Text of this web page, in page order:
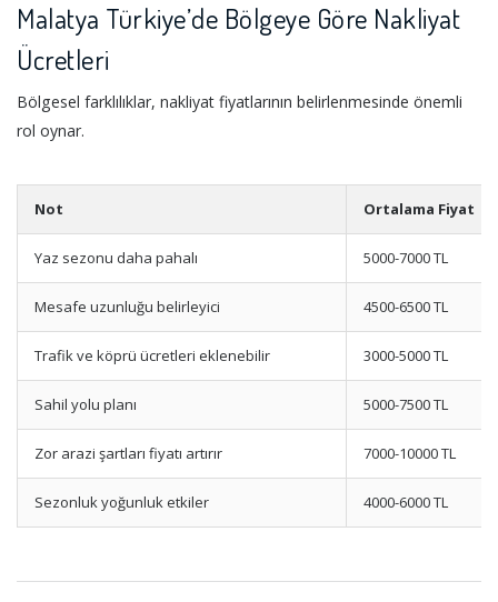
Malatya Türkiye’de Bölgeye Göre Nakliyat
Ücretleri
Bölgesel farklılıklar, nakliyat fiyatlarının belirlenmesinde önemli
rol oynar.
Not Ortalama Fiyat
Yaz sezonu daha pahalı 5000-7000 TL
Mesafe uzunluğu belirleyici 4500-6500 TL
Trafik ve köprü ücretleri eklenebilir 3000-5000 TL
Sahil yolu planı 5000-7500 TL
Zor arazi şartları fiyatı artırır 7000-10000 TL
Sezonluk yoğunluk etkiler 4000-6000 TL